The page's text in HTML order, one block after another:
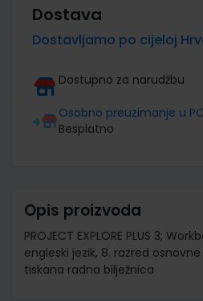
Dostava
Dostavljamo po cijeloj
Dostupno za narudžbu
Osobno preuzimanje u
Besplatno
Opis proizvoda
PROJECT EXPLORE PLUS 3;
engleski jezik, 8. razred
tiskana radna bilježnica